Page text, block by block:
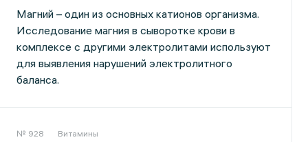
Магний – один из основных катионов организма.
Исследование магния в сыворотке крови в
комплексе с другими электролитами используют
для выявления нарушений электролитного
баланса.
№ 928 Витамины